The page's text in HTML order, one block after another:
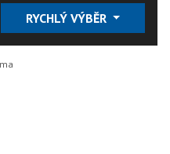
RYCHLÝ VÝBĚR